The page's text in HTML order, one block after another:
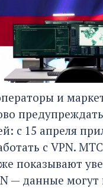
и
предупреждать
с 15 апреля
с VPN.
показывают
— данные могут